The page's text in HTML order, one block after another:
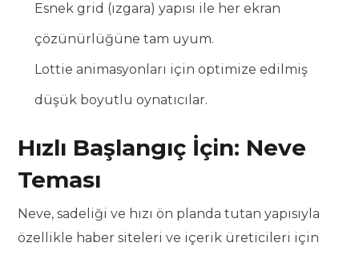
Esnek grid (ızgara) yapısı ile her ekran
çözünürlüğüne tam uyum.
Lottie animasyonları için optimize edilmiş
düşük boyutlu oynatıcılar.
Hızlı Başlangıç İçin: Neve
Teması
Neve, sadeliği ve hızı ön planda tutan yapısıyla
özellikle haber siteleri ve içerik üreticileri için